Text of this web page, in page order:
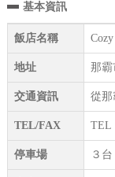
基本資訊
飯店名稱
地址 那霸
交通資訊 從那
TEL/FAX TEL
停車場 ３